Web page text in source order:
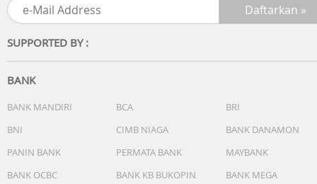
Fitur
Health & Wellness Monitoring
Daily Smart Features
Activity Profiles
Tactical Features
Gaming Features
Gym & Fitness Equipment
Training, Planning and Analysis Features
SUPPORTED BY :
BANK
BANK MANDIRI BCA
BRI
BNI
CIMB NIAGA
BANK DANAMON
PANIN BANK
PERMATA BANK
MAYBANK
BANK OCBC
BANK KB BUKOPIN
BANK MEGA